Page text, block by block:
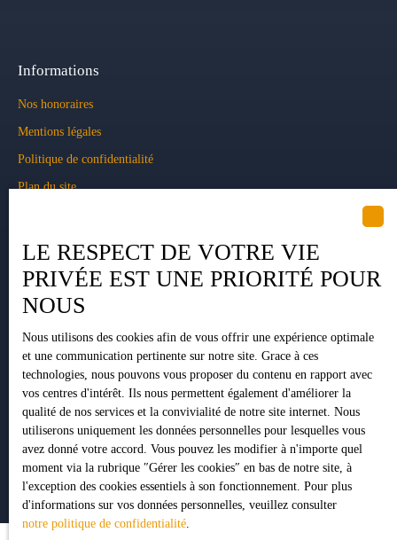
Informations
Nos honoraires
Mentions légales
Politique de confidentialité
Plan du site
+33 5 34 35 15 90
1 Impasse Pujeau Rabé
31410 Lavernose-Lacasse
LE RESPECT DE VOTRE VIE
PRIVÉE EST UNE PRIORITÉ POUR
NOUS
Nous utilisons des cookies afin de vous offrir une expérience optimale
et une communication pertinente sur notre site. Grace à ces
technologies, nous pouvons vous proposer du contenu en rapport avec
vos centres d'intérêt. Ils nous permettent également d'améliorer la
qualité de nos services et la convivialité de notre site internet. Nous
utiliserons uniquement les données personnelles pour lesquelles vous
avez donné votre accord. Vous pouvez les modifier à n'importe quel
moment via la rubrique ″Gérer les cookies″ en bas de notre site, à
l'exception des cookies essentiels à son fonctionnement. Pour plus
d'informations sur vos données personnelles, veuillez consulter
notre politique de confidentialité.